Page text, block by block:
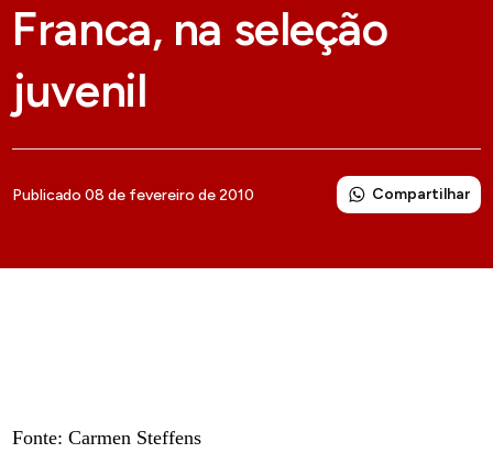
Franca, na seleção
juvenil
Publicado 08 de fevereiro de 2010 Compartilhar
Fonte: Carmen Steffens